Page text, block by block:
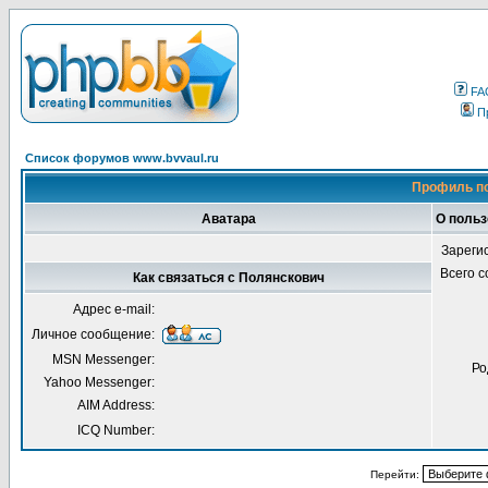
Список форумов www.bvvaul.ru
Профиль
Аватара О
Всего
Как связаться с Полянскович
Адрес e-mail:
Личное сообщение:
MSN Messenger:
Yahoo Messenger:
AIM Address:
ICQ Number:
Перейти: